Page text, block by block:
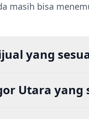
masih bisa
yang
Utara yang